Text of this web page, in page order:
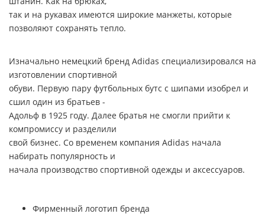
так и на рукавах имеются широкие манжеты, которые
позволяют сохранять тепло.
Изначально немецкий бренд Adidas специализировался на
изготовлении спортивной
обуви. Первую пару футбольных бутс с шипами изобрел и
сшил один из братьев -
Адольф в 1925 году. Далее братья не смогли прийти к
компромиссу и разделили
свой бизнес. Со временем компания Adidas начала
набирать популярность и
начала производство спортивной одежды и аксессуаров.
Фирменный логотип бренда